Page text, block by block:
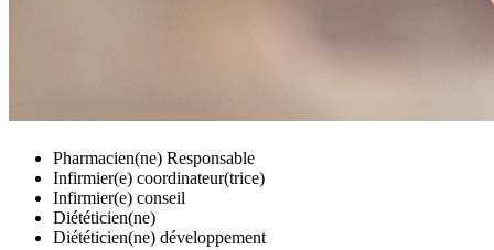
Pharmacien(ne) Responsable
Infirmier(e) coordinateur(trice)
Infirmier(e) conseil
Diététicien(ne)
Diététicien(ne) développement